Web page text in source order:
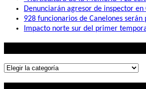
Denunciarán agresor de inspector en
928 funcionarios de Canelones serán
Impacto norte sur del primer
Lo